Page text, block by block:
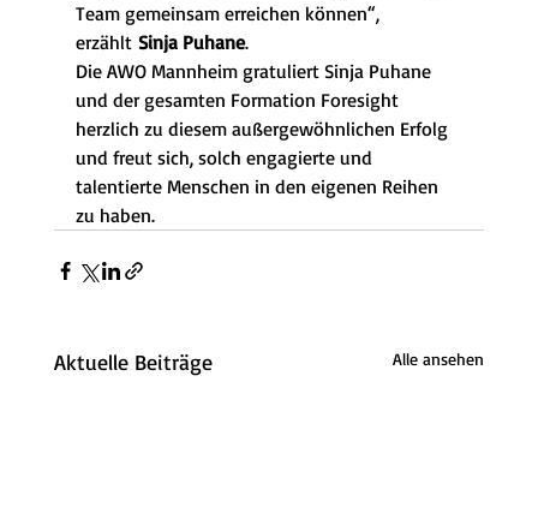
Team gemeinsam erreichen können“,
erzählt Sinja Puhane.
Die AWO Mannheim gratuliert Sinja Puhane
und der gesamten Formation Foresight
herzlich zu diesem außergewöhnlichen Erfolg
und freut sich, solch engagierte und
talentierte Menschen in den eigenen Reihen
zu haben.
Aktuelle Beiträge Alle ansehen